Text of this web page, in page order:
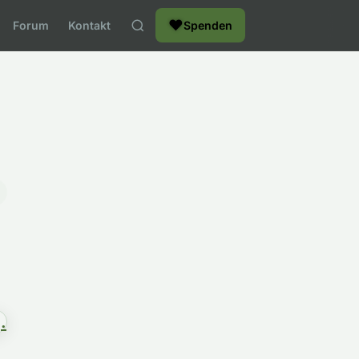
Forum Kontakt ❤Spenden